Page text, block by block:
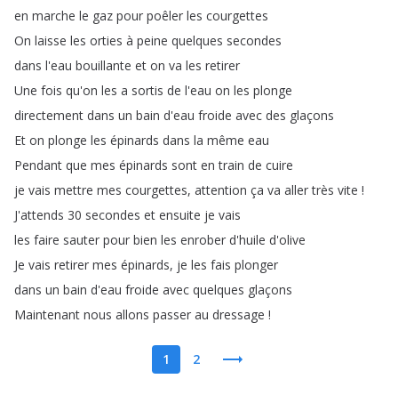
en marche le gaz pour poêler les courgettes
On laisse les orties à peine quelques secondes
dans l'eau bouillante et on va les retirer
Une fois qu'on les a sortis de l'eau on les plonge
directement dans un bain d'eau froide avec des glaçons
Et on plonge les épinards dans la même eau
Pendant que mes épinards sont en train de cuire
je vais mettre mes courgettes, attention ça va aller très vite !
J'attends 30 secondes et ensuite je vais
les faire sauter pour bien les enrober d'huile d'olive
Je vais retirer mes épinards, je les fais plonger
dans un bain d'eau froide avec quelques glaçons
Maintenant nous allons passer au dressage !
1 2